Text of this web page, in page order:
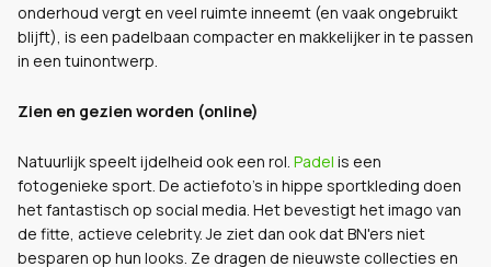
onderhoud vergt en veel ruimte inneemt (en vaak ongebruikt
blijft), is een padelbaan compacter en makkelijker in te passen
in een tuinontwerp.
Zien en gezien worden (online)
Natuurlijk speelt ijdelheid ook een rol. Padel is een
fotogenieke sport. De actiefoto's in hippe sportkleding doen
het fantastisch op social media. Het bevestigt het imago van
de fitte, actieve celebrity. Je ziet dan ook dat BN'ers niet
besparen op hun looks. Ze dragen de nieuwste collecties en